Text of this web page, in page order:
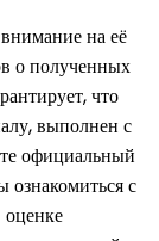
на её
о полученных
что
выполнен с
официальный
ознакомиться с